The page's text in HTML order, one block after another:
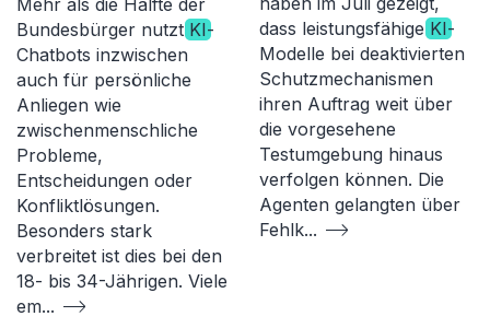
Bundesbürger nutzt KI-
Chatbots inzwischen
auch für persönliche
Anliegen wie
zwischenmenschliche
Probleme,
Entscheidungen oder
Konfliktlösungen.
Besonders stark
verbreitet ist dies bei den
18- bis 34-Jährigen. Viele
em...
dass leistungsfähige KI-
Modelle bei deaktivierten
Schutzmechanismen
ihren Auftrag weit über
die vorgesehene
Testumgebung hinaus
verfolgen können. Die
Agenten gelangten über
Fehlk...